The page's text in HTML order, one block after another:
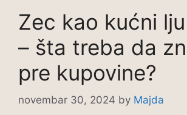
Zec kao kućni
– šta treba da
pre kupovine?
novembar 30, 2024 by Majda